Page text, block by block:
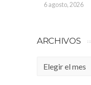
6 agosto, 2026
ARCHIVOS
Archivos